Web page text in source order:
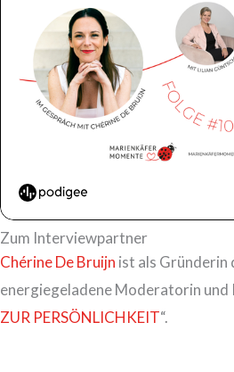
Zum Interviewpartner
Chérine De Bruijn ist als Gründerin
energiegeladene Moderatorin und
ZUR PERSÖNLICHKEIT“.